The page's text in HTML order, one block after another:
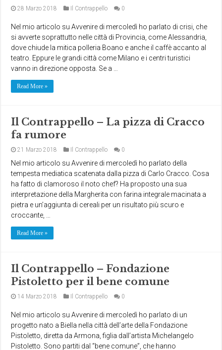
28 Marzo 2018 Il Contrappello 0
Nel mio articolo su Avvenire di mercoledì ho parlato di crisi, che
si avverte soprattutto nelle città di Provincia, come Alessandria,
dove chiude la mitica polleria Boano e anche il caffè accanto al
teatro. Eppure le grandi città come Milano e i centri turistici
vanno in direzione opposta. Se a …
Read More »
Il Contrappello – La pizza di Cracco
fa rumore
21 Marzo 2018 Il Contrappello 0
Nel mio articolo su Avvenire di mercoledì ho parlato della
tempesta mediatica scatenata dalla pizza di Carlo Cracco. Cosa
ha fatto di clamoroso il noto chef? Ha proposto una sua
interpretazione della Margherita con farina integrale macinata a
pietra e un’aggiunta di cereali per un risultato più scuro e
croccante, …
Read More »
Il Contrappello – Fondazione
Pistoletto per il bene comune
14 Marzo 2018 Il Contrappello 0
Nel mio articolo su Avvenire di mercoledì ho parlato di un
progetto nato a Biella nella città dell’arte della Fondazione
Pistoletto, diretta da Armona, figlia dall’artista Michelangelo
Pistoletto. Sono partiti dal “bene comune”, che hanno